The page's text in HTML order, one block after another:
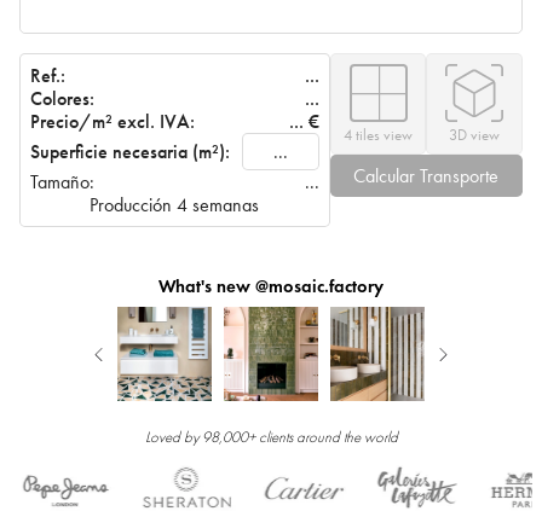
Ref.:
...
Colores:
...
Precio/m² excl. IVA:
... €
Superficie necesaria (m²):
Tamaño:
...
Producción 4 semanas
4 tiles view 3D view
Calcular Transporte
What's new @mosaic.factory
Loved by 98,000+ clients around the world